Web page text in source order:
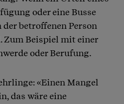
oder eine Busse
der betroffenen Person
Zum Beispiel mit einer
oder Berufung.
«Einen Mangel
das wäre eine